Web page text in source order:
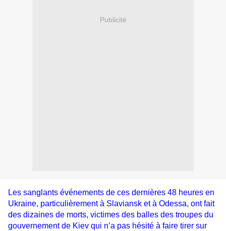
Publicité
Les sanglants événements de ces dernières 48 heures en
Ukraine, particulièrement à Slaviansk et à Odessa, ont fait
des dizaines de morts, victimes des balles des troupes du
gouvernement de Kiev qui n’a pas hésité à faire tirer sur